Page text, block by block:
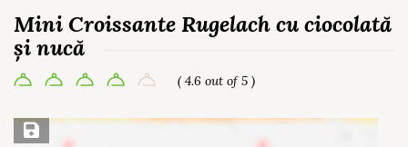
Mini Croissante Rugelach cu ciocolată
și nucă
( 4.6 out of 5 )
Save Recipe